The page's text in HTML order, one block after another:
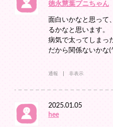
徳永慧葉プニちゃん
面白いかなと思って
るかなと思います。
病気で太ってしまっ
だから関係ないかな
通報 非表示
2025.01.05
hee